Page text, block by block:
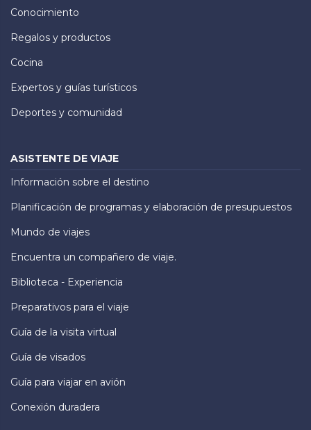
Conocimiento
Regalos y productos
Cocina
Expertos y guías turísticos
Deportes y comunidad
ASISTENTE DE VIAJE
Información sobre el destino
Planificación de programas y elaboración de presupuestos
Mundo de viajes
Encuentra un compañero de viaje.
Biblioteca - Experiencia
Preparativos para el viaje
Guía de la visita virtual
Guía de visados
Guía para viajar en avión
Conexión duradera